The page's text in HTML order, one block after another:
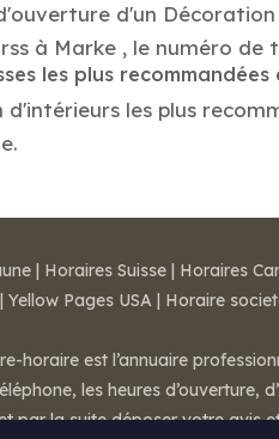
d'un
à Marke , le numéro de
les plus
les plus
| Horaires Suisse | Horaires
| Yellow Pages USA | Horaire
horaire est l’annuaire
les heures
par la suite déposer votre avis